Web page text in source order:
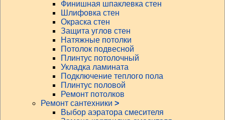
Финишная шпаклевка стен
Шлифовка стен
Окраска стен
Защита углов стен
Натяжные потолки
Потолок подвесной
Плинтус потолочный
Укладка ламината
Подключение теплого пола
Плинтус половой
Ремонт потолков
Ремонт сантехники >
Выбор аэратора смесителя